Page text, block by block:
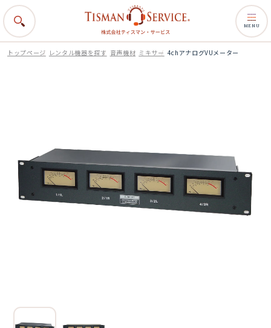
MENU
トップページ レンタル機器を探す 音声機材 ミキサー 4chアナログVUメーター